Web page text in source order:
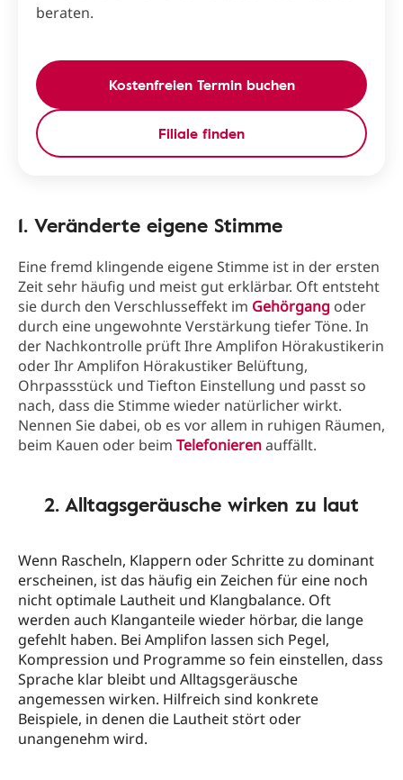
beraten.
Kostenfreien Termin buchen
Filiale finden
1. Veränderte eigene Stimme
Eine fremd klingende eigene Stimme ist in der ersten
Zeit sehr häufig und meist gut erklärbar. Oft entsteht
sie durch den Verschlusseffekt im Gehörgang oder
durch eine ungewohnte Verstärkung tiefer Töne. In
der Nachkontrolle prüft Ihre Amplifon Hörakustikerin
oder Ihr Amplifon Hörakustiker Belüftung,
Ohrpassstück und Tiefton Einstellung und passt so
nach, dass die Stimme wieder natürlicher wirkt.
Nennen Sie dabei, ob es vor allem in ruhigen Räumen,
beim Kauen oder beim Telefonierenauffällt.
2. Alltagsgeräusche wirken zu laut
Wenn Rascheln, Klappern oder Schritte zu dominant
erscheinen, ist das häufig ein Zeichen für eine noch
nicht optimale Lautheit und Klangbalance. Oft
werden auch Klanganteile wieder hörbar, die lange
gefehlt haben. Bei Amplifon lassen sich Pegel,
Kompression und Programme so fein einstellen, dass
Sprache klar bleibt und Alltagsgeräusche
angemessen wirken. Hilfreich sind konkrete
Beispiele, in denen die Lautheit stört oder
unangenehm wird.